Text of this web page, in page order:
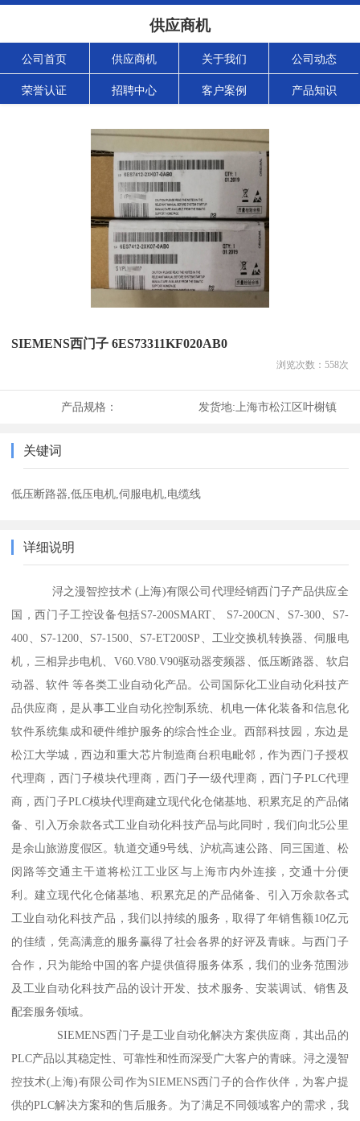
供应商机
公司首页 供应商机 关于我们 公司动态
荣誉认证 招聘中心 客户案例 产品知识
SIEMENS西门子 6ES73311KF020AB0
浏览次数： 558次
产品规格： 发货地: 上海市松江区叶榭镇
关键词
低压断路器,低压电机,伺服电机,电缆线
详细说明
浔之漫智控技术 (上海)有限公司代理经销西门子产品供应全
国，西门子工控设备包括S7-200SMART、 S7-200CN、S7-300、S7-
400、S7-1200、S7-1500、S7-ET200SP、工业交换机转换器、伺服电
机，三相异步电机、V60.V80.V90驱动器变频器、低压断路器、软启
动器、软件 等各类工业自动化产品。公司国际化工业自动化科技产
品供应商，是从事工业自动化控制系统、机电一体化装备和信息化
软件系统集成和硬件维护服务的综合性企业。西部科技园，东边是
松江大学城，西边和重大芯片制造商台积电毗邻，作为西门子授权
代理商，西门子模块代理商，西门子一级代理商，西门子PLC代理
商，西门子PLC模块代理商建立现代化仓储基地、积累充足的产品储
备、引入万余款各式工业自动化科技产品与此同时，我们向北5公里
是余山旅游度假区。轨道交通9号线、沪杭高速公路、同三国道、松
闵路等交通主干道将松江工业区与上海市内外连接，交通十分便
利。建立现代化仓储基地、积累充足的产品储备、引入万余款各式
工业自动化科技产品，我们以持续的服务，取得了年销售额10亿元
的佳绩，凭高满意的服务赢得了社会各界的好评及青睐。与西门子
合作，只为能给中国的客户提供值得服务体系，我们的业务范围涉
及工业自动化科技产品的设计开发、技术服务、安装调试、销售及
配套服务领域。
SIEMENS西门子是工业自动化解决方案供应商，其出品的
PLC产品以其稳定性、可靠性和性而深受广大客户的青睐。浔之漫智
控技术(上海)有限公司作为SIEMENS西门子的合作伙伴，为客户提
供的PLC解决方案和的售后服务。为了满足不同领域客户的需求，我